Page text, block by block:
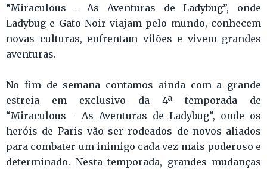
“Miraculous - As Aventuras de Ladybug”, onde
Ladybug e Gato Noir viajam pelo mundo, conhecem
novas culturas, enfrentam vilões e vivem grandes
aventuras.
No fim de semana contamos ainda com a grande
estreia em exclusivo da 4ª temporada de
“Miraculous - As Aventuras de Ladybug”, onde os
heróis de Paris vão ser rodeados de novos aliados
para combater um inimigo cada vez mais poderoso e
determinado. Nesta temporada, grandes mudanças